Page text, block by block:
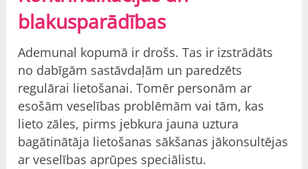
blakusparādības
Ademunal kopumā ir drošs. Tas ir izstrādāts
no dabīgām sastāvdaļām un paredzēts
regulārai lietošanai. Tomēr personām ar
esošām veselības problēmām vai tām, kas
lieto zāles, pirms jebkura jauna uztura
bagātinātāja lietošanas sākšanas jākonsultējas
ar veselības aprūpes speciālistu.